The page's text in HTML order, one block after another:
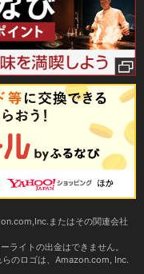
またはその関連会社
ライトの出金はできません。
のロゴは、Amazon.com, Inc.